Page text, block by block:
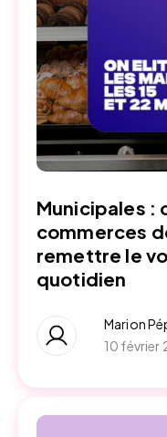
Municipales :
commerces
remettre le
quotidien
Marion
10 février